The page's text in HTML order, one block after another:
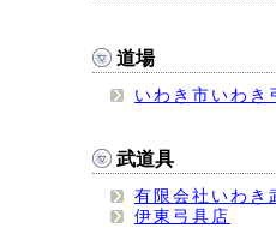
道場
いわき市いわき
武道具
有限会社いわき
伊東弓具店